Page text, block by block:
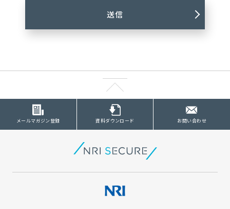
メールマガジン登録 資料ダウンロード お問い合わせ